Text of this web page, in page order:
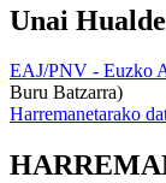
Unai Hualde
EAJ/PNV - Euzko
Buru Batzarra)
Harremanetarako